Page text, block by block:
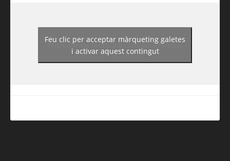
https://www.facebook.com/guiadereus/
Feu clic per acceptar màrqueting galetes
i activar aquest contingut